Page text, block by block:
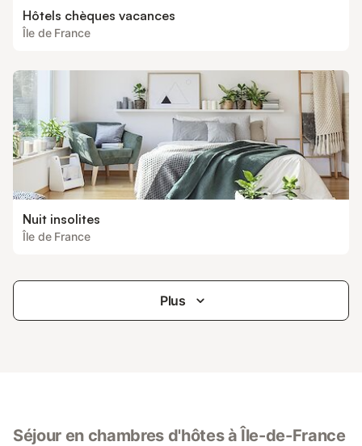
Hôtels chèques vacances
Île de France
Nuit insolites
Île de France
Plus
Séjour en chambres d'hôtes à Île-de-France